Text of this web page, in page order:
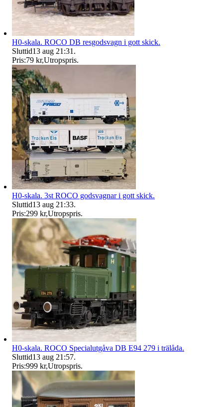
H0-skala. ROCO DB resgodsvagn i gott skick.
Sluttid13 aug 21:31 .
Pris:79 kr,Utropspris.
H0-skala. 3st ROCO godsvagnar i gott skick.
Sluttid13 aug 21:33.
Pris:299 kr,Utropspris.
H0-skala. ROCO Specialutgåva DB E94 279 i trälåda.
Sluttid13 aug 21:57.
Pris:999 kr,Utropspris.